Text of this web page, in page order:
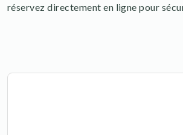
réservez directement en ligne pour